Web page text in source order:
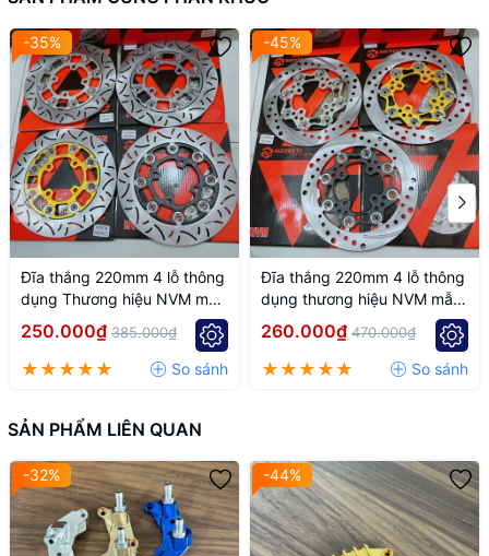
-35%
Đĩa thắng 220mm 4 lỗ thông
dụng Thương hiệu NVM mẫu
k7
250.000₫ 385.000₫
-45%
Đĩa thắng 220mm 4 lỗ thông
dụng thương hiệu NVM mẫu
k6
260.000₫ 470.000₫
SẢN PHẨM LIÊN QUAN
-32% -44%